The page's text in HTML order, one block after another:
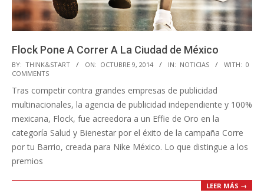
Flock Pone A Correr A La Ciudad de México
2014-
10-
09
BY: THINK&START ON: OCTUBRE 9, 2014 IN: NOTICIAS WITH: 0
COMMENTS
Tras competir contra grandes empresas de publicidad
multinacionales, la agencia de publicidad independiente y 100%
mexicana, Flock, fue acreedora a un Effie de Oro en la
categoría Salud y Bienestar por el éxito de la campaña Corre
por tu Barrio, creada para Nike México. Lo que distingue a los
premios
LEER MÁS →